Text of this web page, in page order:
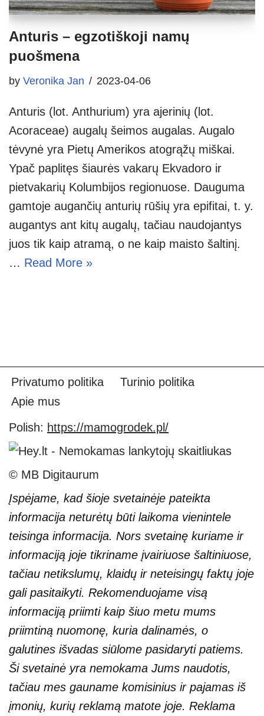
Anturis – egzotiškoji namų
puošmena
by Veronika Jan 2023-04-06
Anturis (lot. Anthurium) yra ajerinių (lot.
Acoraceae) augalų šeimos augalas. Augalo
tėvynė yra Pietų Amerikos atogrąžų miškai.
Ypač paplitęs šiaurės vakarų Ekvadoro ir
pietvakarių Kolumbijos regionuose. Dauguma
gamtoje augančių anturių rūšių yra epifitai, t. y.
augantys ant kitų augalų, tačiau naudojantys
juos tik kaip atramą, o ne kaip maisto šaltinį.
… Read More »
Privatumo politika
Turinio politika
Apie mus
Polish: https://mamogrodek.pl/
© MB Digitaurum
Įspėjame, kad šioje svetainėje pateikta
informacija neturėtų būti laikoma vienintele
teisinga informacija. Nors svetainę kuriame ir
informaciją joje tikriname įvairiuose šaltiniuose,
tačiau netikslumų, klaidų ir neteisingų faktų joje
gali pasitaikyti. Rekomenduojame visą
informaciją priimti kaip šiuo metu mums
priimtiną nuomonę, kuria dalinamės, o
galutines išvadas siūlome pasidaryti patiems.
Ši svetainė yra nemokama Jums naudotis,
tačiau mes gauname komisinius ir pajamas iš
įmonių, kurių reklamą matote joje. Reklama